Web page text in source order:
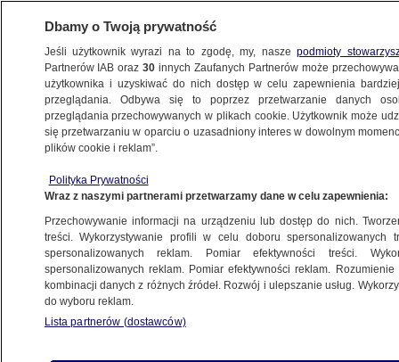
WROCŁAW
pomagać WOŚP
15.01.2017, 06:54
Udostępnij
Dbamy o Twoją prywatność
Jeśli użytkownik wyrazi na to zgodę, my, naszepodmioty
Partnerów IAB oraz30 innych Zaufanych Partnerów może
użytkownika i uzyskiwać do nich dostęp w celu zapewnienia
przeglądania. Odbywa się to poprzez przetwarzanie danych
przeglądania przechowywanych w plikach cookie. Użytkownik może
się przetwarzaniu w oparciu o uzasadniony interes w dowolnym
plików cookie i reklam”.
Polityka Prywatności
Wraz z naszymi partnerami przetwarzamy dane w celu zapewnienia:
Przechowywanie informacji na urządzeniu lub dostęp do nich.
treści. Wykorzystywanie profili w celu doboru spersonalizowanych
spersonalizowanych reklam. Pomiar efektywności treści.
spersonalizowanych reklam. Pomiar efektywności reklam.
kombinacji danych z różnych źródeł. Rozwój i ulepszanie usług.
do wyboru reklam.
Lista partnerów (dostawców)